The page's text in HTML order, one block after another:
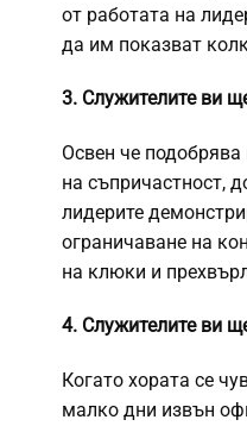
от работата на
да им показват
3. Служителите ви
Освен че
на съпричастност,
лидерите
ограничаване на
на клюки и
4. Служителите ви
Когато хората се
малко дни извън